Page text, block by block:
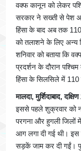
वक्फ कानून को लेकर
सरकार ने सख्ती से पेश
हिंसा के बाद अब तक 110
को तलाशने के लिए अन्य
शनिवार को बताया कि
प्रदर्शन के दौरान
हिंसा के सिलसिले में 110
मालदा, मुर्शिदाबाद,
इससे पहले शुक्रवार को
परगना और हुगली जिलों
आग लगा दी गई थी। इस
सड़कें जाम कर दी गईं।